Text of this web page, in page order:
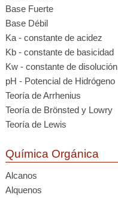
Base Fuerte
Base Débil
Ka - constante de acidez
Kb - constante de basicidad
Kw - constante de disolución
pH - Potencial de Hidrógeno
Teoría de Arrhenius
Teoría de Brönsted y Lowry
Teoría de Lewis
Química Orgánica
Alcanos
Alquenos